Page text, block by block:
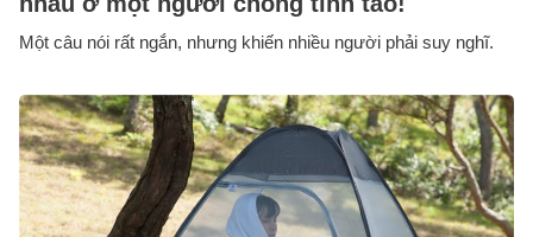
Một câu nói rất ngắn, nhưng khiến nhiều người phải suy nghĩ.